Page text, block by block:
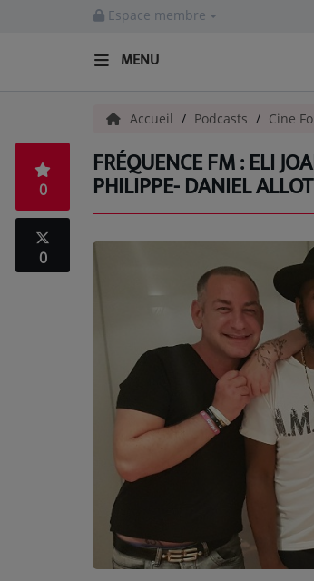
Espace membre
MENU
Radio
ACTUALITÉS
EMISSIONS
TITRES DIFFUSÉS
Accueil Podcasts Cine
FRÉQUENCE FM : ELI
PHILIPPE- DANIEL
0
0